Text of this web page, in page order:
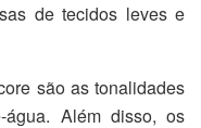
de tecidos leves e
são as tonalidades
Além disso, os